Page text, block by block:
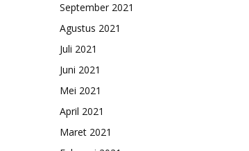
September 2021
Agustus 2021
Juli 2021
Juni 2021
Mei 2021
April 2021
Maret 2021